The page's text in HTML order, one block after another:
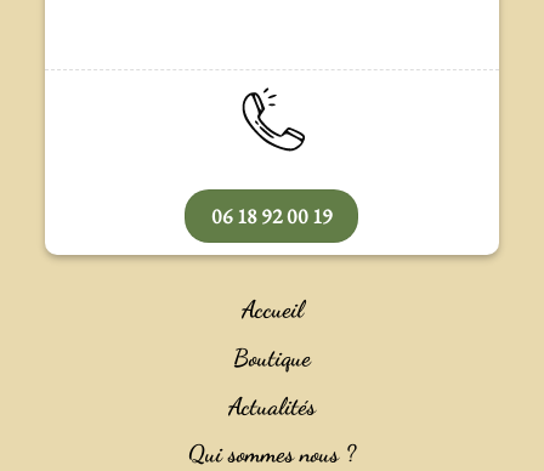
06 18 92 00 19
Accueil
Boutique
Actualités
Qui sommes nous ?